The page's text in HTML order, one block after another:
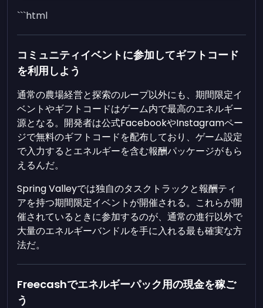
```html
コミュニティイベントに参加してギフトコード
を利用しよう
通常の農場経営と探索のループ以外にも、期間限定イ
ベントやギフトコードはゲーム内で最高のエネルギー
源となる。開発者は公式FacebookやInstagramペー
ジで無料のギフトコードを配布しており、ゲーム設定
で入力するとエネルギーを含む報酬パッケージがもら
えるんだ。
Spring Valleyでは独自のタスクトラックと報酬ティ
アを持つ期間限定イベントが開催される。これらが開
催されているときに参加するのが、通常の進行以外で
大量のエネルギーバンドルを手に入れる最も確実な方
法だ。
Freecashでエネルギーパック用の現金を稼ご
う